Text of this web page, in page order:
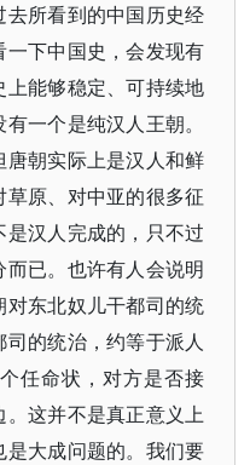
所看到的中国历史经
下中国史，会发现有
能够稳定、可持续地
一个是纯汉人王朝。
朝实际上是汉人和鲜
原、对中亚的很多征
汉人完成的，只不过
已。也许有人会说明
东北奴儿干都司的统
的统治，约等于派人
任命状，对方是否接
这并不是真正意义上
大成问题的。我们要